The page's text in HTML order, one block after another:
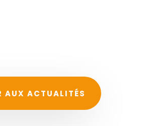
AUX ACTUALITÉS